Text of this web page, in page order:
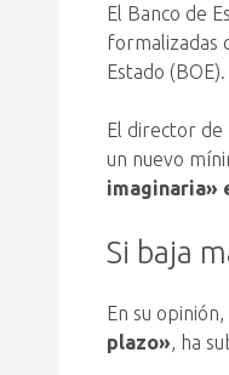
El Banco de
formalizadas
Estado (BOE).
El director de
un nuevo
imaginaria»
Si baja
En su
plazo», ha